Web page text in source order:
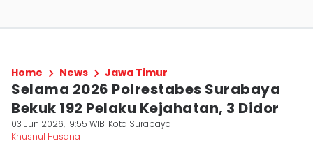
Home News Jawa Timur
Selama 2026 Polrestabes Surabaya
Bekuk 192 Pelaku Kejahatan, 3 Didor
03 Jun 2026, 19:55 WIB Kota Surabaya
Khusnul Hasana